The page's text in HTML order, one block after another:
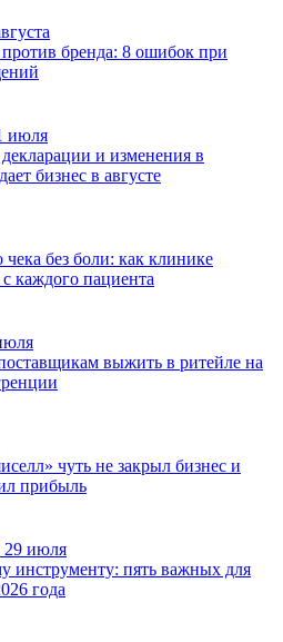
против бренда: 8 ошибок при
июля
и изменения в
бизнес в августе
без боли: как клинике
каждого пациента
выжить в ритейле на
чуть не закрыл бизнес и
прибыль
29 июля
инструменту: пять важных для
года